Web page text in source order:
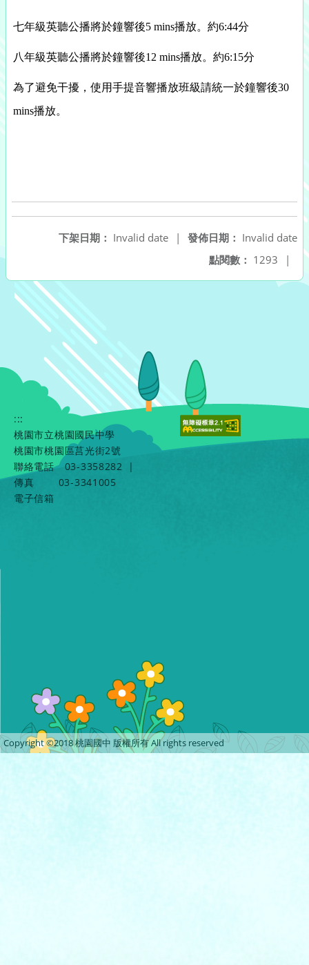
七年級英聽公播將於鐘響後5 mins播放。約6:44分
八年級英聽公播將於鐘響後12 mins播放。約6:15分
為了避免干擾，使用手提音響播放班級請統一於鐘響後30
mins播放。
發佈日期： Invalid date
下架日期： Invalid date
|
點閱數： 1293 |
:::
桃園市立桃園國民中學
桃園市桃園區莒光街2號
聯絡電話
03-3358282
|
傳真
03-3341005
電子信箱
Copyright ©2018 桃園國中 版權所有 All rights reserved